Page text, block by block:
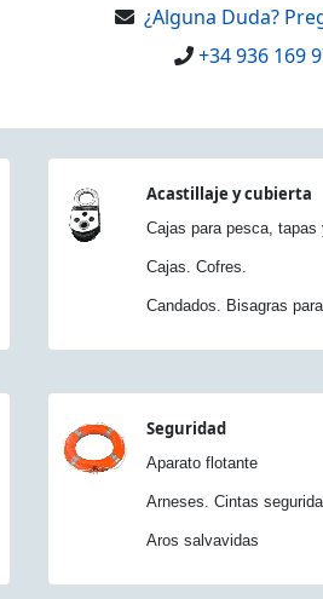
¿Alguna Duda?
+34 936 169
Acastillaje y cubierta
Cajas para pesca, tapas
Cajas. Cofres.
Candados. Bisagras
Seguridad
Aparato flotante
Arneses. Cintas
Aros salvavidas